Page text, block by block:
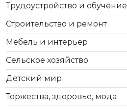
Трудоустройство и обучение
Строительство и ремонт
Мебель и интерьер
Сельское хозяйство
Детский мир
Торжества, здоровье, мода